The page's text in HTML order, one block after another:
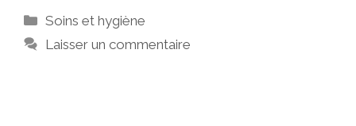
Catégories
Soins et hygiène
Laisser un commentaire